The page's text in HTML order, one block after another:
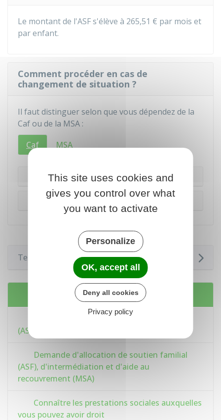
Le montant de l'ASF s'élève à 265,51 € par mois et
par enfant.
Comment procéder en cas de
changement de situation ?
Il faut distinguer selon que vous dépendez de la
Cafou de la MSA :
Caf
MSA
Changement de situation familiale
Changement de domicile
Textes de référence
Services en ligne et formulaires
Demande d'allocation de soutien familial
(ASF)
Demande d'allocation de soutien familial
(ASF), d'intermédiation et d'aide au
recouvrement (MSA)
Connaître les prestations sociales auxquelles
vous pouvez avoir droit
This site uses cookies and
gives you control over what
you want to activate
Personalize
OK, accept all
Deny all cookies
Privacy policy